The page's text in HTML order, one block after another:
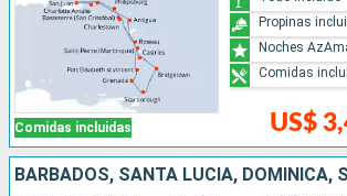
Comidas incluidas US$
Propinas
Noches
Comidas